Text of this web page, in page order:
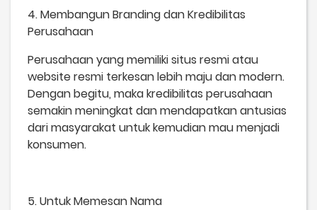
4. Membangun Branding dan Kredibilitas
Perusahaan
Perusahaan yang memiliki situs resmi atau
website resmi terkesan lebih maju dan modern.
Dengan begitu, maka kredibilitas perusahaan
semakin meningkat dan mendapatkan antusias
dari masyarakat untuk kemudian mau menjadi
konsumen.
5. Untuk Memesan Nama